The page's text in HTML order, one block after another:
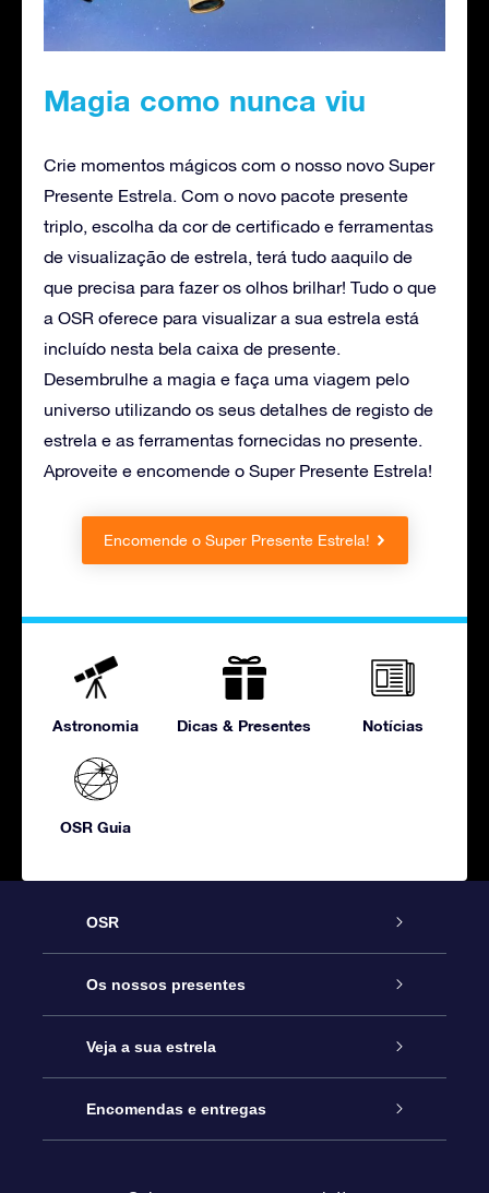
Magia como nunca viu
Crie momentos mágicos com o nosso novo Super
Presente Estrela. Com o novo pacote presente
triplo, escolha da cor de certificado e ferramentas
de visualização de estrela, terá tudo aaquilo de
que precisa para fazer os olhos brilhar! Tudo o que
a OSR oferece para visualizar a sua estrela está
incluído nesta bela caixa de presente.
Desembrulhe a magia e faça uma viagem pelo
universo utilizando os seus detalhes de registo de
estrela e as ferramentas fornecidas no presente.
Aproveite e encomende o Super Presente Estrela!
Encomende o Super Presente Estrela!
Astronomia Dicas & Presentes Notícias
OSR Guia
OSR
Serviço
Contactos
O Blog
Os nossos presentes
Prenda Star Online
Pacote Prenda OSR
Veja a sua estrela
Registo de Estrela
Encomendas e entregas